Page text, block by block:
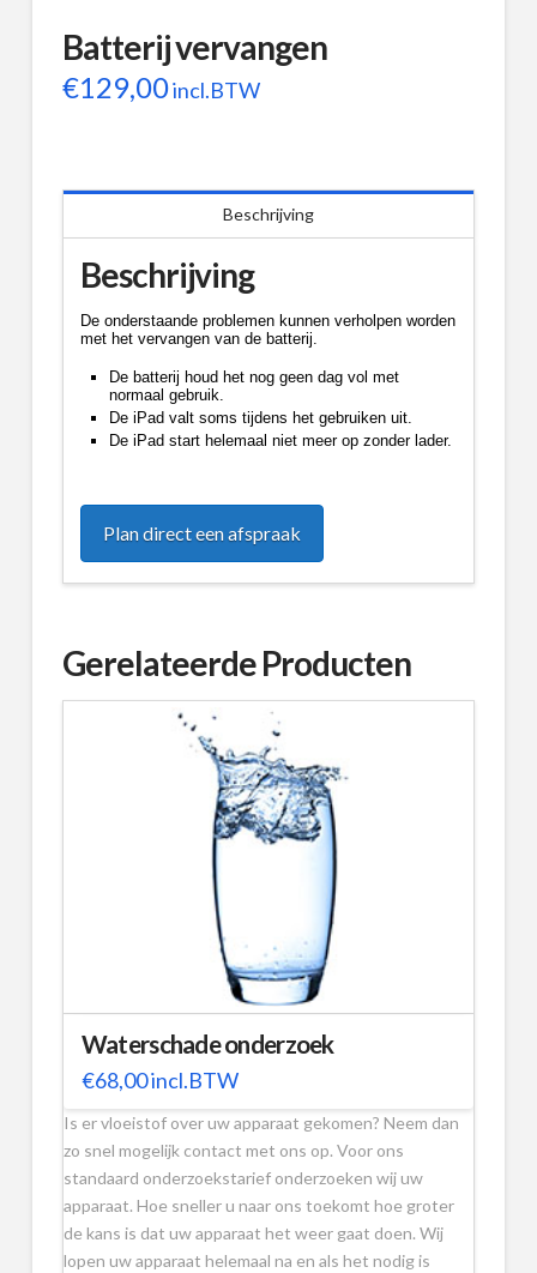
Batterij vervangen
€129,00incl.BTW
Beschrijving
Beschrijving
De onderstaande problemen kunnen verholpen worden
met het vervangen van de batterij.
De batterij houd het nog geen dag vol met
normaal gebruik.
De iPad valt soms tijdens het gebruiken uit.
De iPad start helemaal niet meer op zonder lader.
Plan direct een afspraak
Gerelateerde Producten
Waterschade onderzoek
€68,00incl.BTW
Is er vloeistof over uw apparaat gekomen? Neem dan
zo snel mogelijk contact met ons op. Voor ons
standaard onderzoekstarief onderzoeken wij uw
apparaat. Hoe sneller u naar ons toekomt hoe groter
de kans is dat uw apparaat het weer gaat doen. Wij
lopen uw apparaat helemaal na en als het nodig is